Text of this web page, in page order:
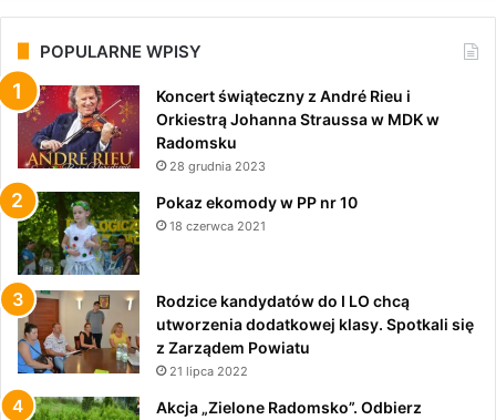
POPULARNE WPISY
Koncert świąteczny z André Rieu i
Orkiestrą Johanna Straussa w MDK w
Radomsku
28 grudnia 2023
Pokaz ekomody w PP nr 10
18 czerwca 2021
Rodzice kandydatów do I LO chcą
utworzenia dodatkowej klasy. Spotkali się
z Zarządem Powiatu
21 lipca 2022
Akcja „Zielone Radomsko”. Odbierz